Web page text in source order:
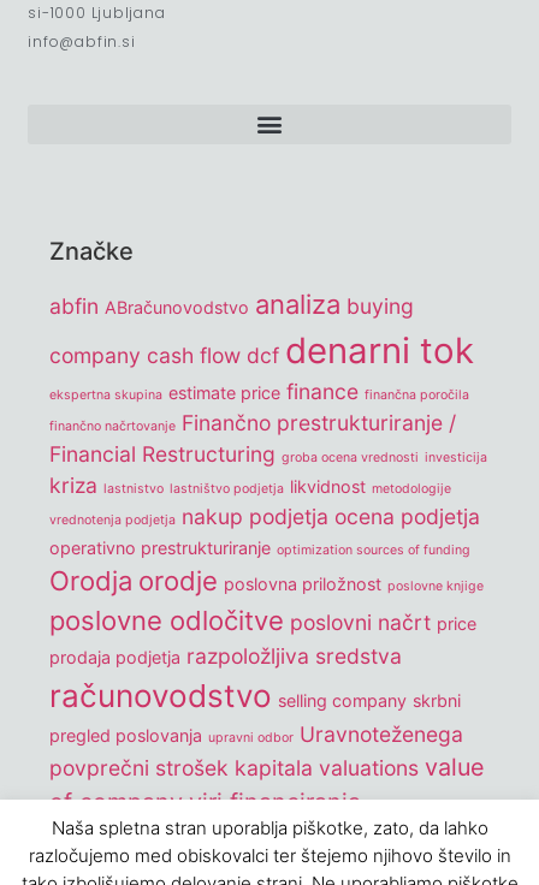
si-1000 Ljubljana
info@abfin.si
Značke
abfin ABračunovodstvo analiza buying
company cash flow dcf denarni tok
ekspertna skupina estimate price finance finančna poročila
finančno načrtovanje Finančno prestrukturiranje /
Financial Restructuring groba ocena vrednosti investicija
kriza lastnistvo lastništvo podjetja likvidnost metodologije
vrednotenja podjetja nakup podjetja ocena podjetja
operativno prestrukturiranje optimization sources of funding
Orodja orodje poslovna priložnost poslovne knjige
poslovne odločitve poslovni načrt price
prodaja podjetja razpoložljiva sredstva
računovodstvo selling company skrbni
pregled poslovanja upravni odbor Uravnoteženega
povprečni strošek kapitala valuations value
of company viri financiranja
vrednostenje podjetij vrednost podjetja
Vrednotenje podjetij wacc
Naša spletna stran uporablja piškotke, zato, da lahko
razločujemo med obiskovalci ter štejemo njihovo število in